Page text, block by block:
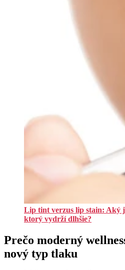
Lip tint verzus lip stain: Aký
ktorý vydrží dlhšie?
Prečo moderný
nový typ tlaku